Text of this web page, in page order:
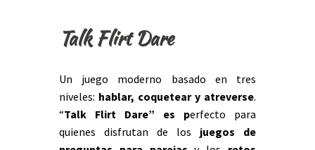
Talk Flirt Dare
Un juego moderno basado en tres
niveles: hablar, coquetear y atreverse.
“Talk Flirt Dare” es perfecto para
quienes disfrutan de los juegos de